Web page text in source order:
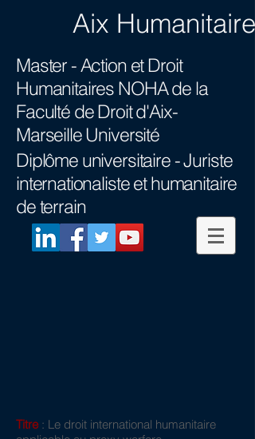
Aix Humanitaire
Master - Action et Droit
Humanitaires NOHAde la
Faculté de Droit d'Aix-
Marseille Université
Diplôme universitaire -Juriste
internationaliste et humanitaire
de terrain
Titre: Le droit international humanitaire